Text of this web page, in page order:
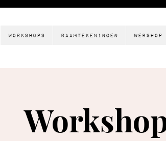
Workshops Raamtekeningen Webshop